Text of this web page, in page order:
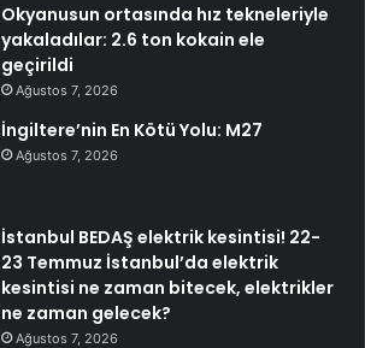
Okyanusun ortasında hız tekneleriyle
yakaladılar: 2.6 ton kokain ele
geçirildi
Ağustos 7, 2026
İngiltere’nin En Kötü Yolu: M27
Ağustos 7, 2026
İstanbul BEDAŞ elektrik kesintisi! 22-
23 Temmuz İstanbul’da elektrik
kesintisi ne zaman bitecek, elektrikler
ne zaman gelecek?
Ağustos 7, 2026